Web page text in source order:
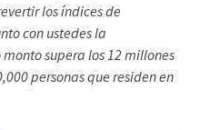
los índices de
con ustedes la
supera los 12 millones
personas que residen en